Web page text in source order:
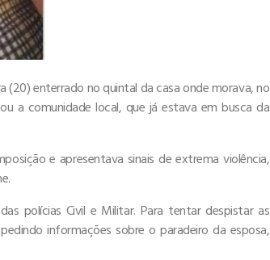
(20) enterrado no quintal da casa onde morava, no
a comunidade local, que já estava em busca da
e apresentava sinais de extrema violência,
polícias Civil e Militar. Para tentar despistar as
informações sobre o paradeiro da esposa,